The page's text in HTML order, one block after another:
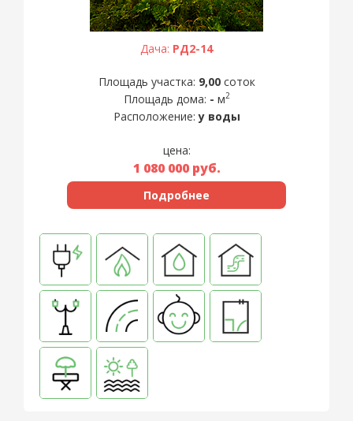
Дача: РД2-14
Площадь участка: 9,00соток
Площадь дома: - м2
Расположение:у воды
цена:
1 080 000руб.
Подробнее